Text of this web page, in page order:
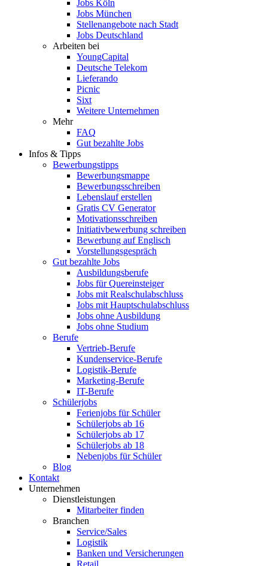
Jobs Köln
Jobs München
Stellenangebote nach Stadt
Jobs Deutschland
Arbeiten bei
YoungCapital
Deutsche Telekom
Lieferando
Picnic
Sixt
Weitere Unternehmen
Mehr
FAQ
Gut bezahlte Jobs
Infos & Tipps
Bewerbungstipps
Bewerbungsmappe
Bewerbungsschreiben
Lebenslauf erstellen
Gratis CV Generator
Motivationsschreiben
Initiativbewerbung schreiben
Bewerbung auf Englisch
Vorstellungsgespräch
Gut bezahlte Jobs
Ausbildungsberufe
Jobs für Quereinsteiger
Jobs mit Realschulabschluss
Jobs mit Hauptschulabschluss
Jobs ohne Ausbildung
Jobs ohne Studium
Berufe
Vertrieb-Berufe
Kundenservice-Berufe
Logistik-Berufe
Marketing-Berufe
IT-Berufe
Schülerjobs
Ferienjobs für Schüler
Schülerjobs ab 16
Schülerjobs ab 17
Schülerjobs ab 18
Nebenjobs für Schüler
Blog
Kontakt
Unternehmen
Dienstleistungen
Mitarbeiter finden
Branchen
Service/Sales
Logistik
Banken und Versicherungen
Retail